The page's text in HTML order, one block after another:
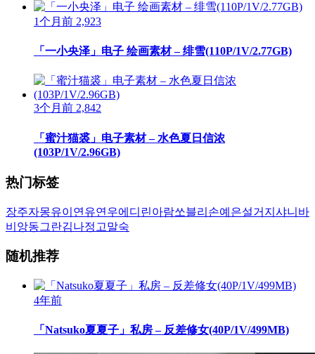
1个月前 2,923
「一小央泽」电子 绘画素材 – 绯雪(110P/1V/2.77GB)
3个月前 2,842
「蜜汁猫裘」电子素材 – 水色夏日信浓
(103P/1V/2.96GB)
热门标签
장주자몽유이 연유연우에디린아람쏘블리 손예은설거지 샤니 바
비앙동그란김나정 고말숙
随机推荐
4年前
「Natsuko夏夏子」私房 – 反差修女(40P/1V/499MB)